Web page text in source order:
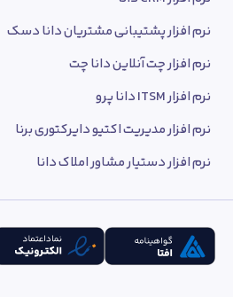
نرم افزار پشتیبانی مشتریان دانا دسک
نرم افزار چت آنلاین دانا چت
نرم افزار ITSM دانا پرو
نرم افزار مدیریت اکتیو دایرکتوری برنا
نرم افزار دستیار مشاور املاک دانا